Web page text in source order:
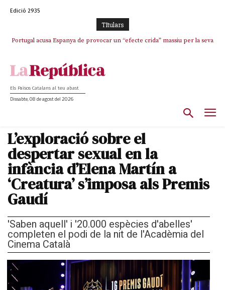
Edició 2935
TItulars
Portugal acusa Espanya de provocar un “efecte crida” massiu per la seva
El col·lapse de l’operació de Marc Puigtió a Girona: desbandada de
Els Països Catalans al teu abast
Dissabte, 08 de agost del 2026
L’exploració sobre el
despertar sexual en la
infància d’Elena Martín a
‘Creatura’ s’imposa als Premis
Gaudí
'Saben aquell' i '20.000 espècies d'abelles'
completen el podi de la nit de l'Acadèmia del
Cinema Català